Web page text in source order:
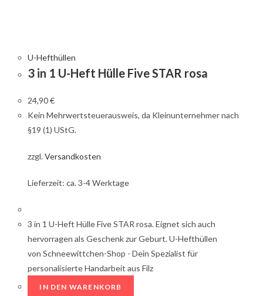
U-Hefthüllen
3 in 1 U-Heft Hülle Five STAR rosa
24,90€
Kein Mehrwertsteuerausweis, da Kleinunternehmer nach
§19 (1) UStG.
zzgl.Versandkosten
Lieferzeit: ca. 3-4 Werktage
3 in 1 U-Heft Hülle Five STAR rosa. Eignet sich auch
hervorragen als Geschenk zur Geburt. U-Hefthüllen
von Schneewittchen-Shop - Dein Spezialist für
personalisierte Handarbeit aus Filz
IN DEN WARENKORB